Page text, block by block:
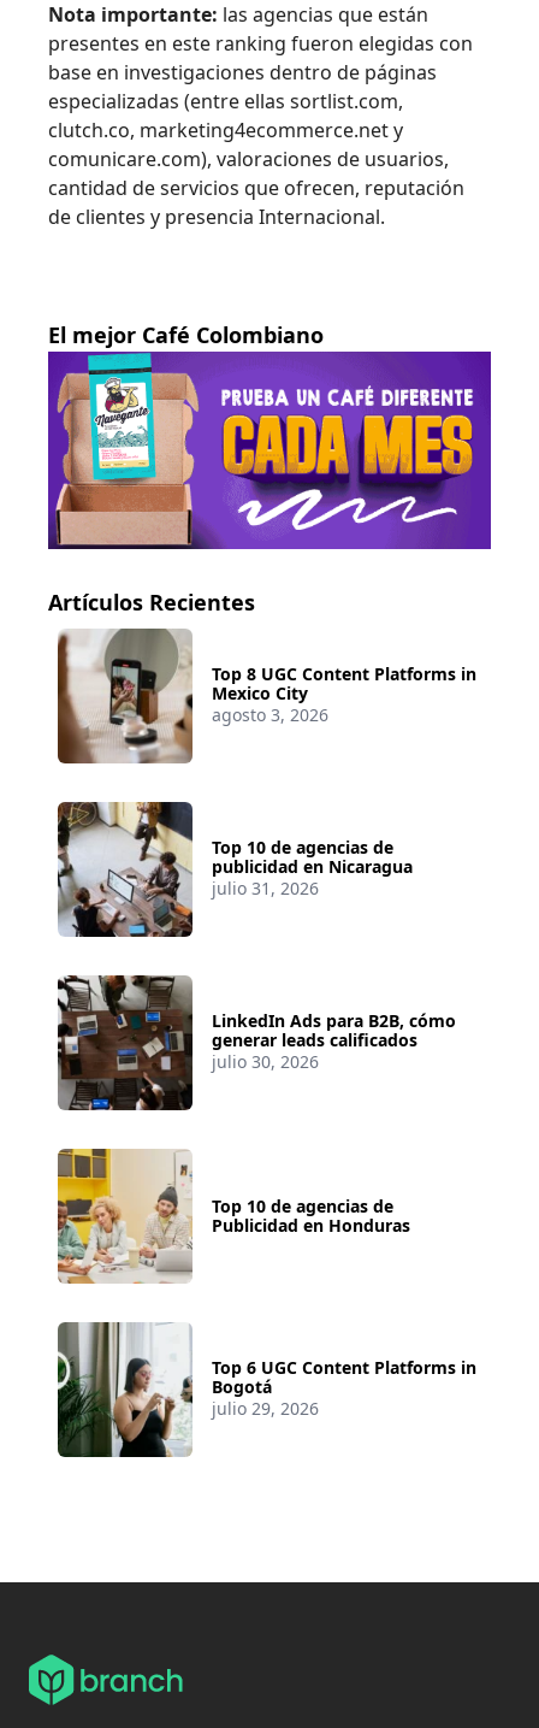
Nota importante: las agencias que están
presentes en este ranking fueron elegidas con
base en investigaciones dentro de páginas
especializadas (entre ellas sortlist.com,
clutch.co, marketing4ecommerce.net y
comunicare.com), valoraciones de usuarios,
cantidad de servicios que ofrecen, reputación
de clientes y presencia Internacional.
El mejor Café Colombiano
Artículos Recientes
Top 8 UGC Content Platforms in
Mexico City
agosto 3, 2026
Top 10 de agencias de
publicidad en Nicaragua
julio 31, 2026
LinkedIn Ads para B2B, cómo
generar leads calificados
julio 30, 2026
Top 10 de agencias de
Publicidad en Honduras
Top 6 UGC Content Platforms in
Bogotá
julio 29, 2026